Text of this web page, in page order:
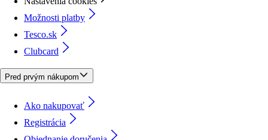
Možnosti platby
Tesco.sk
Clubcard
Pred prvým nákupom
Ako nakupovať
Registrácia